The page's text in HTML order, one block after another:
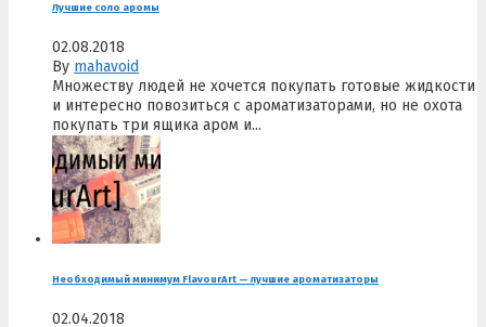
Лучшие соло аромы
02.08.2018
By mahavoid
Множеству людей не хочется покупать готовые жидкости
и интересно повозиться с ароматизаторами, но не охота
покупать три ящика аром и...
Необходимый минимум FlavourArt — лучшие ароматизаторы
02.04.2018